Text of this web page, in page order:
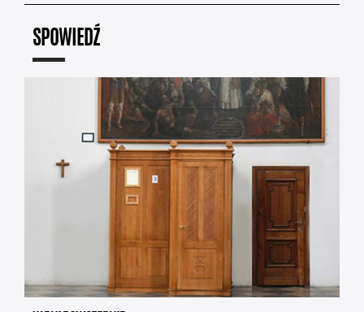
SPOWIEDŹ